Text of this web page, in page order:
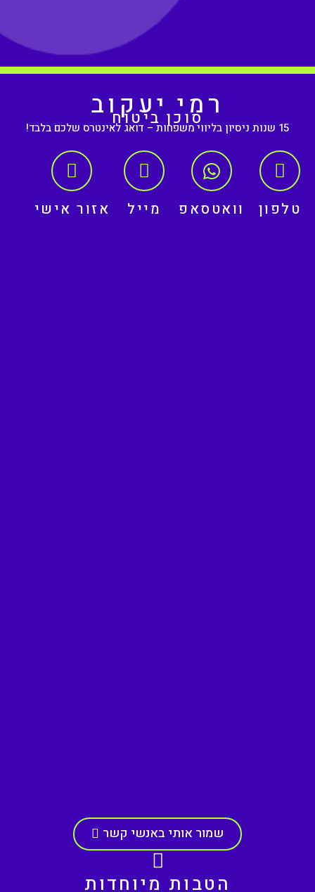
רמי יעקוב
סוכן ביטוח 15 שנות ניסיון בליווי משפחות – דואג לאינטרס שלכם בלבד!
טלפון וואטסאפ מייל אזור אישי
שמור אותי באנשי קשר
הטבות מיוחדות